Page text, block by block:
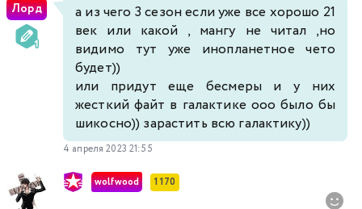
Лорд
а из чего 3 сезон если уже все хорошо 21
век или какой , мангу не читал ,но
видимо тут уже инопланетное чето
будет))
или придут еще бесмеры и у них
жесткий файт в галактике ооо было бы
шикосно)) зарастить всю галактику))
4 апреля 2023 21:55
wolfwood 1 170